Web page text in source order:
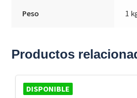
Peso 1
Productos
DISPONIBLE